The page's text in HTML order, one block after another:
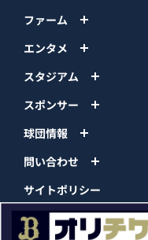
ファーム
エンタメ
スタジアム
スポンサー
球団情報
問い合わせ
サイトポリシー
プロパティ規定